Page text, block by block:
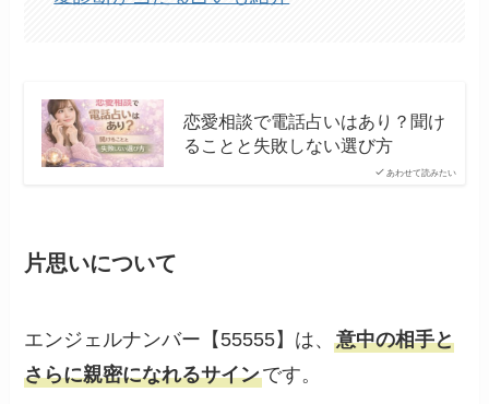
あわせて読みたい
恋愛相談で電話占いはあり？聞け
ることと失敗しない選び方
片思いについて
エンジェルナンバー【55555】は、意中の相手と
さらに親密になれるサインです。